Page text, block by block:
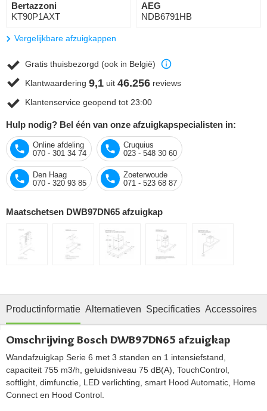
Bertazzoni
KT90P1AXT
AEG
NDB6791HB
Vergelijkbare afzuigkappen
Gratis thuisbezorgd (ook in België)
Klantwaardering 9,1 uit 46.256 reviews
Klantenservice geopend tot 23:00
Hulp nodig? Bel één van onze afzuigkapspecialisten in:
Online afdeling
070 - 301 34 74
Cruquius
023 - 548 30 60
Den Haag
070 - 320 93 85
Zoeterwoude
071 - 523 68 87
Maatschetsen DWB97DN65 afzuigkap
Productinformatie Alternatieven Specificaties Accessoires
Omschrijving Bosch DWB97DN65 afzuigkap
Wandafzuigkap Serie 6 met 3 standen en 1 intensiefstand,
capaciteit 755 m3/h, geluidsniveau 75 dB(A), TouchControl,
softlight, dimfunctie, LED verlichting, smart Hood Automatic, Home
Connect en Hood Control.